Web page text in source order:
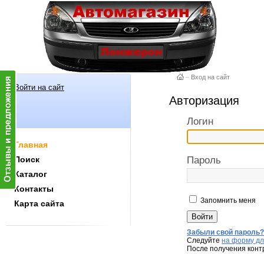
Войти на сайт
Главная
Поиск
Каталог
Контакты
Карта сайта
– Вход на сайт
Авторизация
Логин
Пароль
Запомнить меня
Забыли свой пароль?
Следуйтена форму
После получения